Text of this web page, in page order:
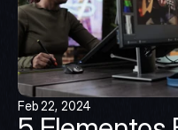
Feb 22, 2024